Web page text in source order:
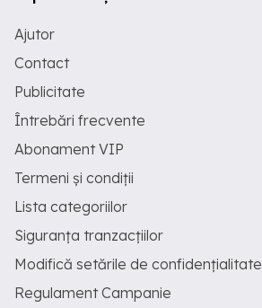
Ajutor
Contact
Publicitate
Întrebări frecvente
Abonament VIP
Termeni și condiții
Lista categoriilor
Siguranța tranzacțiilor
Modifică setările de confidențialitate
Regulament Campanie